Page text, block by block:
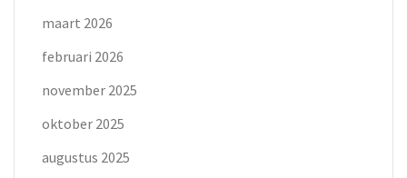
maart 2026
februari 2026
november 2025
oktober 2025
augustus 2025